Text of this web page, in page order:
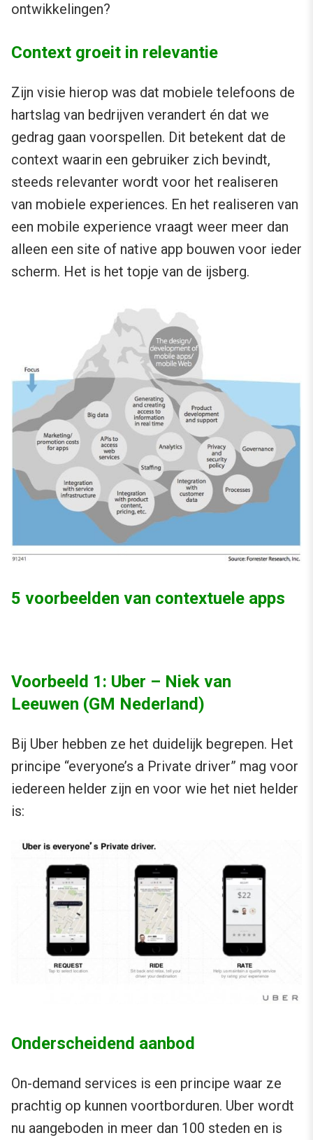
ontwikkelingen?
Context groeit in relevantie
Zijn visie hierop was dat mobiele telefoons de
hartslag van bedrijven verandert én dat we
gedrag gaan voorspellen. Dit betekent dat de
context waarin een gebruiker zich bevindt,
steeds relevanter wordt voor het realiseren
van mobiele experiences. En het realiseren van
een mobile experience vraagt weer meer dan
alleen een site of native app bouwen voor ieder
scherm. Het is het topje van de ijsberg.
5 voorbeelden van contextuele apps
Voorbeeld 1: Uber – Niek van
Leeuwen (GM Nederland)
Bij Uber hebben ze het duidelijk begrepen. Het
principe “everyone’s a Private driver” mag voor
iedereen helder zijn en voor wie het niet helder
is:
Onderscheidend aanbod
On-demand services is een principe waar ze
prachtig op kunnen voortborduren. Uber wordt
nu aangeboden in meer dan 100 steden en is